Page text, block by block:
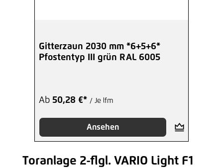
Gitterzaun 2030 mm *6+5+6*
Pfostentyp III grün RAL 6005
Ab 50,28 €* / Je lfm
Ansehen
Produktgalerie überspringen
Toranlage 2-flgl. VARIO Light F1